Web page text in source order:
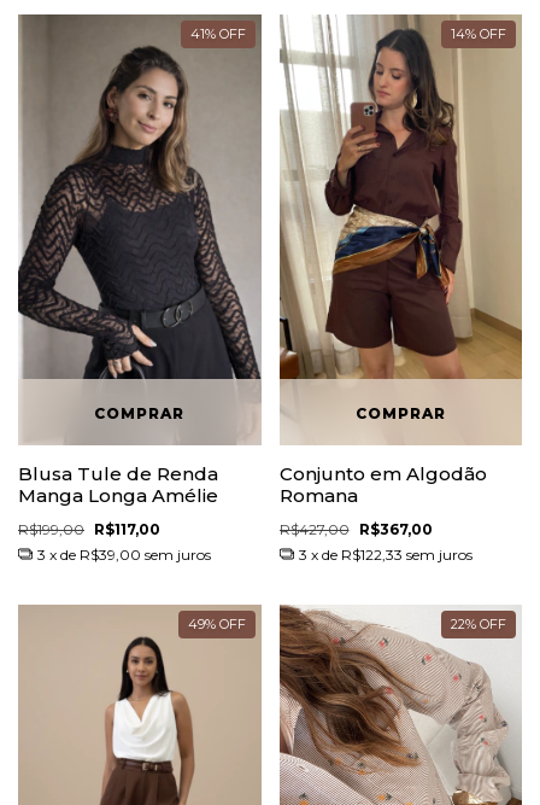
41% OFF
Blusa Tule de Renda
Manga Longa Amélie
R$199,00 R$117,00
3 x de R$39,00 sem juros
14% OFF
Conjunto em Algodão
Romana
R$427,00
R$367,00
3 x de R$122,33 sem juros
49% OFF 22% OFF